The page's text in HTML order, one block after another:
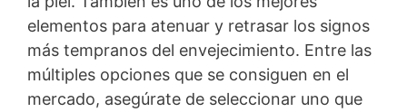
elementos para atenuar y retrasar los signos
más tempranos del envejecimiento. Entre las
múltiples opciones que se consiguen en el
mercado, asegúrate de seleccionar uno que